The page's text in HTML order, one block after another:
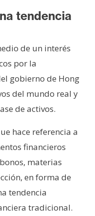
tendencia
de un interés
por la
gobierno de Hong
del mundo real y
de activos.
hace referencia a
financieros
materias
en forma de
tendencia
tradicional.